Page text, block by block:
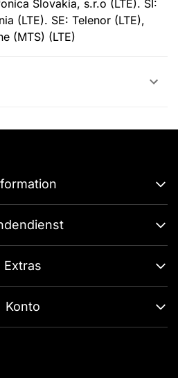
Slovakia, s.r.o (LTE). SI:
(LTE). SE: Telenor (LTE),
(MTS) (LTE)
Extras
Konto